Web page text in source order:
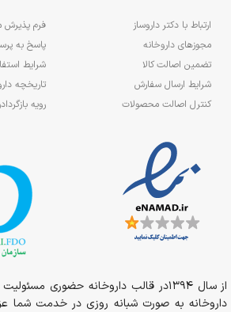
ارتباط با دکتر داروساز
مجوزهای داروخانه
تضمین اصالت کالا
شرایط ارسال سفارش
کنترل اصالت محصولات
فرم پذیرش
پاسخ به
شرایط
تاریخچه
رویه